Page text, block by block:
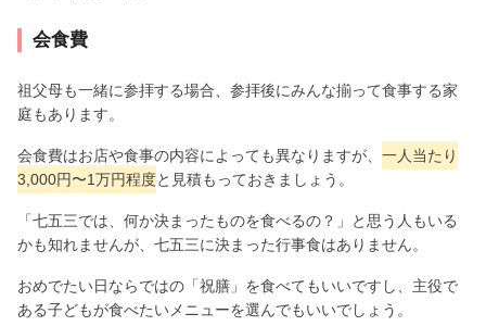
会食費
祖父母も一緒に参拝する場合、参拝後にみんな揃って食事する家
庭もあります。
会食費はお店や食事の内容によっても異なりますが、 一人当たり
3,000円〜1万円程度と見積もっておきましょう。
「七五三では、何か決まったものを食べるの？」と思う人もいる
かも知れませんが、七五三に決まった行事食はありません。
おめでたい日ならではの「祝膳」を食べてもいいですし、主役で
ある子どもが食べたいメニューを選んでもいいでしょう。